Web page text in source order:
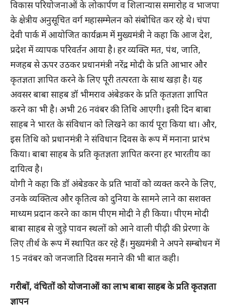
विकास परियोजनाओं के लोकार्पण व शिलान्यास समारोह व भाजपा
के क्षेत्रीय अनुसूचित वर्ग महासम्मेलन को संबोधित कर रहे थे। चंपा
देवी पार्क में आयोजित कार्यक्रम में मुख्यमंत्री ने कहा कि आज देश,
प्रदेश में व्यापक परिवर्तन आया है। हर व्यक्ति मत, पंथ, जाति,
मजहब से ऊपर उठकर प्रधानमंत्री नरेंद्र मोदी के प्रति आभार और
कृतज्ञता ज्ञापित करने के लिए पूरी तत्परता के साथ खड़ा है। यह
अवसर बाबा साहब डॉ भीमराव अंबेडकर के प्रति कृतज्ञता ज्ञापित
करने का भी है। अभी 26 नवंबर की तिथि आएगी। इसी दिन बाबा
साहब ने भारत के संविधान को लिखने का कार्य पूरा किया था। और,
इस तिथि को प्रधानमंत्री ने संविधान दिवस के रूप में मनाना प्रारंभ
किया। बाबा साहब के प्रति कृतज्ञता ज्ञापित करना हर भारतीय का
दायित्व है।
योगी ने कहा कि डॉ अंबेडकर के प्रति भावों को व्यक्त करने के लिए,
उनके व्यक्तित्व और कृतित्व को दुनिया के सामने लाने का सशक्त
माध्यम प्रदान करने का काम पीएम मोदी ने ही किया। पीएम मोदी
बाबा साहब से जुड़े पावन स्थलों को आने वाली पीढ़ी की प्रेरणा के
लिए तीर्थ के रूप में स्थापित कर रहे हैं। मुख्यमंत्री ने अपने सम्बोधन में
15 नवंबर को जनजाति दिवस मनाने की भी बात कही।
गरीबों, वंचितों को योजनाओं का लाभ बाबा साहब के प्रति कृतज्ञता
ज्ञापन